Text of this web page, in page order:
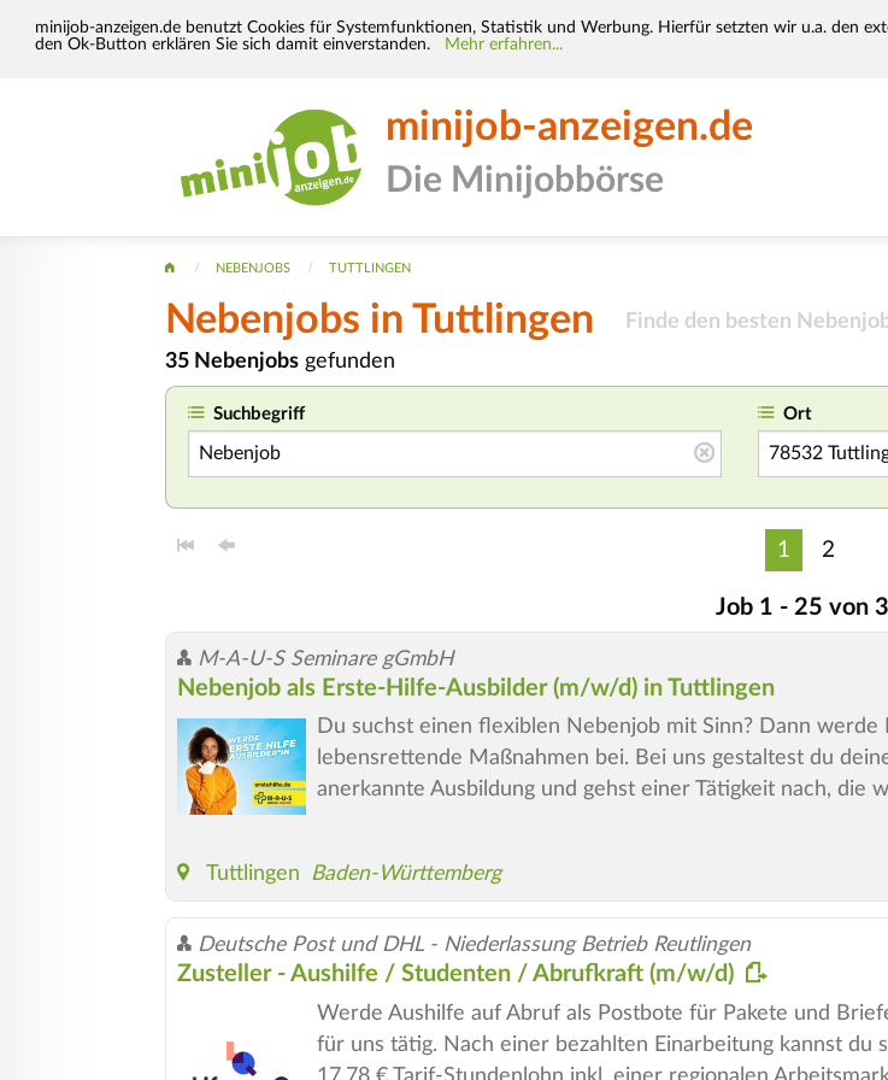
minijob-anzeigen.de benutzt Cookies für Systemfunktionen, Statistik und Werbung. Hierfür setzten wir u.a. den
den Ok-Button erklären Sie sich damit einverstanden.
Mehr erfahren...
minijob-anzeigen.de
Die Minijobbörse
NEBENJOBS TUTTLINGEN
Nebenjobs in Tuttlingen Finde den besten
35 Nebenjobs gefunden
Suchbegriff Ort
1 2
Job 1 - 25 von
M-A-U-S Seminare gGmbH
Nebenjob als Erste-Hilfe-Ausbilder (m/w/d) in Tuttlingen
Du suchst einen flexiblen Nebenjob mit Sinn? Dann
lebensrettende Maßnahmen bei. Bei uns gestaltest du
anerkannte Ausbildung und gehst einer Tätigkeit nach, die
Tuttlingen Baden-Württemberg
Deutsche Post und DHL - Niederlassung Betrieb Reutlingen
Zusteller - Aushilfe / Studenten / Abrufkraft (m/w/d)
Werde Aushilfe auf Abruf als Postbote für Pakete und
für uns tätig. Nach einer bezahlten Einarbeitung kannst
17,78 € Tarif-Stundenlohn inkl. einer regionalen